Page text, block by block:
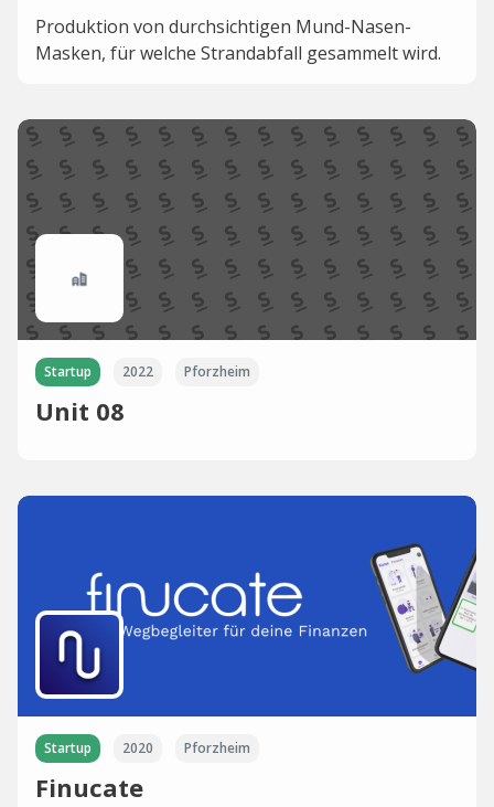
Produktion von durchsichtigen Mund-Nasen-
Masken, für welche Strandabfall gesammelt wird.
Startup 2022 Pforzheim
Unit 08
Startup 2020 Pforzheim
Finucate